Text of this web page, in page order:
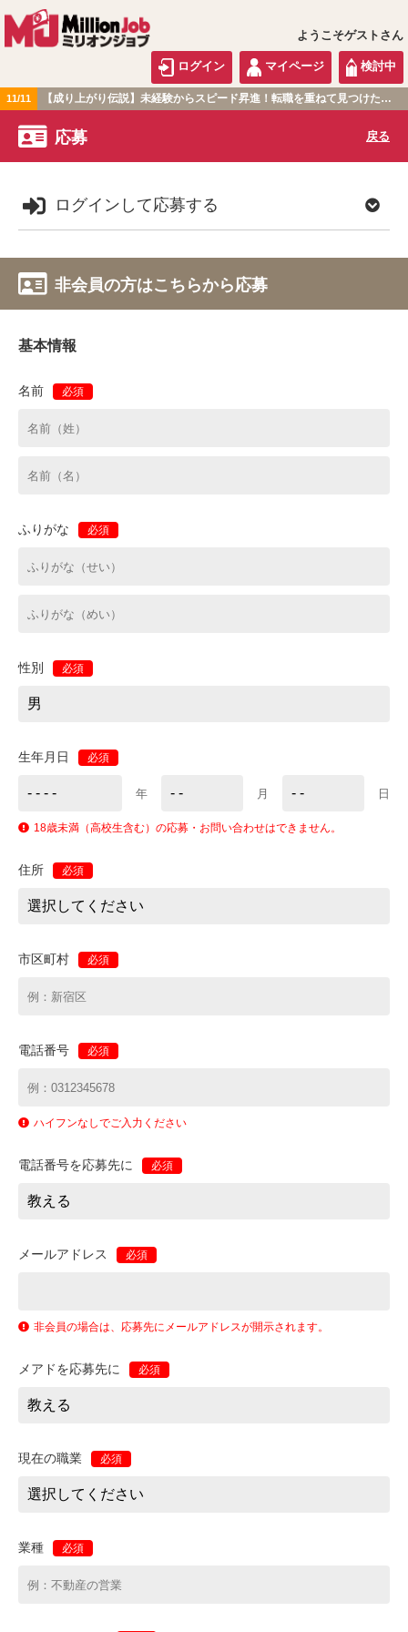
ようこそゲストさん
ログイン マイページ 検討中
11/11 【成り上がり伝説】未経験からスピード昇進！転職を重ねて見つけた『本当に働きやすい職場』とは？
関東版
応募 戻る
ログインして応募する
非会員の方はこちらから応募
基本情報
名前 必須
ふりがな 必須
性別 必須
生年月日 必須
年 月 日
18歳未満（高校生含む）の応募・お問い合わせはできません。
住所 必須
市区町村 必須
電話番号 必須
ハイフンなしでご入力ください
電話番号を応募先に 必須
メールアドレス 必須
非会員の場合は、応募先にメールアドレスが開示されます。
メアドを応募先に 必須
現在の職業 必須
業種 必須